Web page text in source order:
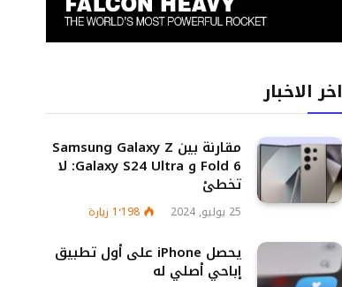
اخر الاخبار
مقارنة بين Samsung Galaxy Z
Fold 6 و Galaxy S24 Ultra: لا
تخطئ
25 يوليو, 2024 1٬198 زيارة
يحصل iPhone على أول تطبيق
إباحي أصلي له